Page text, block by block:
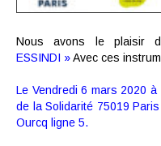
Nous avons le plaisir
ESSINDI »Avec ces
Le Vendredi 6 mars 2020
de la Solidarité 75019
Ourcq ligne 5.